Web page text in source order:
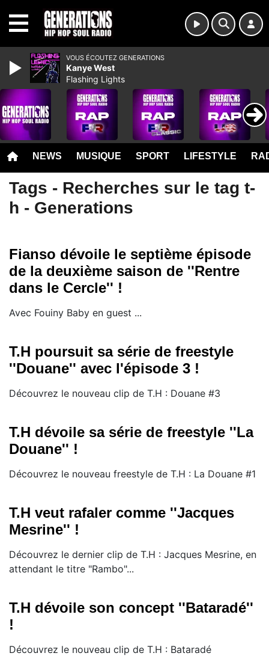
NEWS MUSIQUE SPORT LIFESTYLE
Tags - Recherches sur le tag t-
h - Generations
Fianso dévoile le septième épisode
de la deuxième saison de ''Rentre
dans le Cercle'' !
Avec Fouiny Baby en guest ...
T.H poursuit sa série de freestyle
''Douane'' avec l'épisode 3 !
Découvrez le nouveau clip de T.H : Douane #3
T.H dévoile sa série de freestyle ''La
Douane'' !
Découvrez le nouveau freestyle de T.H : La Douane #1
T.H veut rafaler comme ''Jacques
Mesrine'' !
Découvrez le dernier clip de T.H : Jacques Mesrine, en
attendant le titre "Rambo"...
T.H dévoile son concept ''Bataradé''
!
Découvrez le nouveau clip de T.H : Bataradé
VOUS ÉCOUTEZ GENERATIONS
Kanye West
Flashing Lights